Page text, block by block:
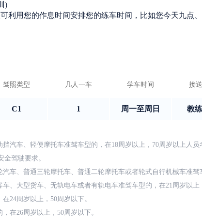
)
利用您的作息时间安排您的练车时间，比如您今天九点
驾照类型 几人一车 学车时间 接
C1 1 周一至周日 教
挡汽车、轻便摩托车准驾车型的，在18周岁以上，70周岁以上人
驾驶要求。
车、普通三轮摩托车、普通二轮摩托车或者轮式自行机械车准驾
、大型货车、无轨电车或者有轨电车准驾车型的，在21周岁以上
24周岁以上，50周岁以下。
在26周岁以上，50周岁以下。